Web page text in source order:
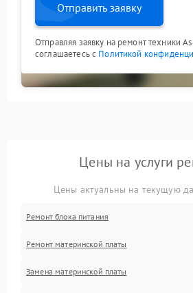
Отправить заявку
Отправляя заявку на ремонт техники
соглашаетесь с Политикой
Цены на услуги
Цены актуальны на текущую
Ремонт блока питания
Ремонт материнской платы
Замена материнской платы